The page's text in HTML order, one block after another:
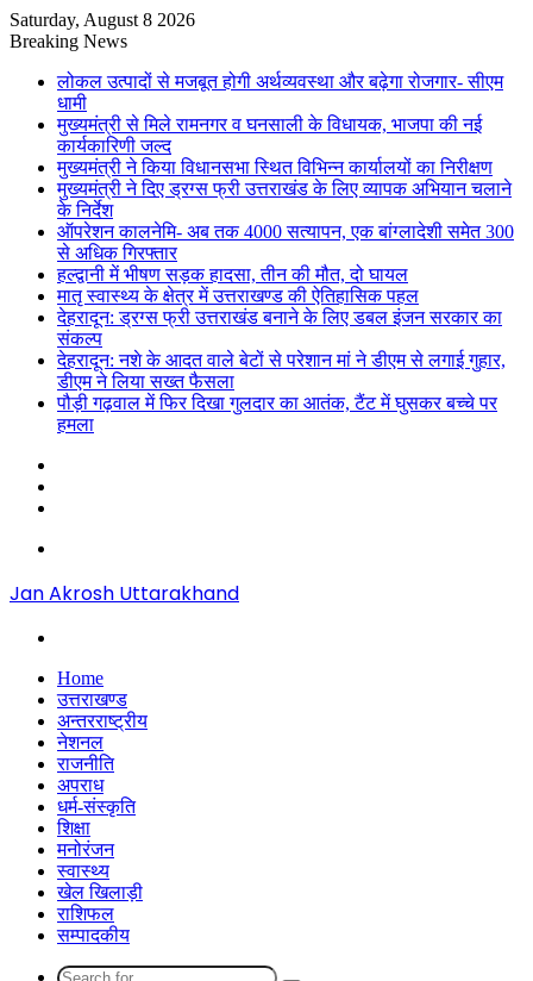
Saturday, August 8 2026
Breaking News
लोकल उत्पादों से मजबूत होगी अर्थव्यवस्था और बढ़ेगा रोजगार- सीएम
धामी
मुख्यमंत्री से मिले रामनगर व घनसाली के विधायक, भाजपा की नई
कार्यकारिणी जल्द
मुख्यमंत्री ने किया विधानसभा स्थित विभिन्न कार्यालयों का निरीक्षण
मुख्यमंत्री ने दिए ड्रग्स फ्री उत्तराखंड के लिए व्यापक अभियान चलाने
के निर्देश
ऑपरेशन कालनेमि- अब तक 4000 सत्यापन, एक बांग्लादेशी समेत 300
से अधिक गिरफ्तार
हल्द्वानी में भीषण सड़क हादसा, तीन की मौत, दो घायल
मातृ स्वास्थ्य के क्षेत्र में उत्तराखण्ड की ऐतिहासिक पहल
देहरादून: ड्रग्स फ्री उत्तराखंड बनाने के लिए डबल इंजन सरकार का
संकल्प
देहरादून: नशे के आदत वाले बेटों से परेशान मां ने डीएम से लगाई गुहार,
डीएम ने लिया सख्त फैसला
पौड़ी गढ़वाल में फिर दिखा गुलदार का आतंक, टैंट में घुसकर बच्चे पर
हमला
Jan Akrosh Uttarakhand
Home
उत्तराखण्ड
अन्तरराष्ट्रीय
नेशनल
राजनीति
अपराध
धर्म-संस्कृति
शिक्षा
मनोरंजन
स्वास्थ्य
खेल खिलाड़ी
राशिफल
सम्पादकीय